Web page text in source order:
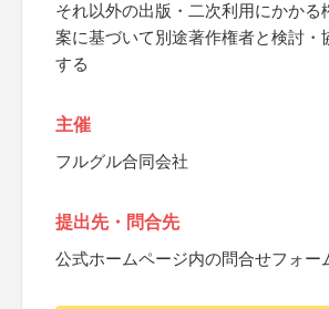
それ以外の出版・二次利用にかかる
案に基づいて別途著作権者と検討・
する
主催
フルグル合同会社
提出先・問合先
公式ホームページ内の問合せフォー